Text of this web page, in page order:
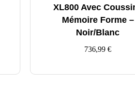
XL800 Avec
Mémoire Forme –
Noir/Blanc
736,99 €